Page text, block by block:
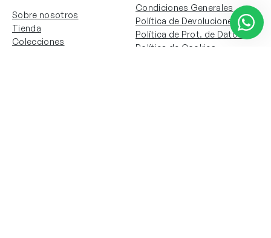
Sobre nosotros
Tienda
Colecciones
Condiciones Generales
Política de Devoluciones
Política de Prot. de Datos
Política de Cookies